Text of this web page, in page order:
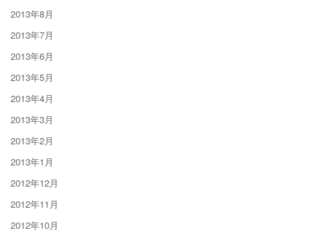
2013年8月
2013年7月
2013年6月
2013年5月
2013年4月
2013年3月
2013年2月
2013年1月
2012年12月
2012年11月
2012年10月